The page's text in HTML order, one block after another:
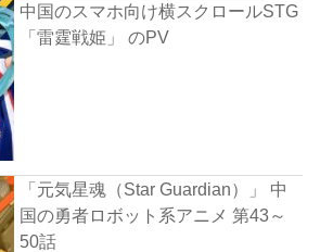
中国のスマホ向け横スクロールSTG
「雷霆戦姫」 のPV
「元気星魂（Star Guardian）」 中
国の勇者ロボット系アニメ 第43～
50話